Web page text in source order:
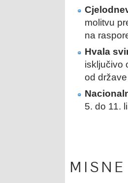
molitvu
na
Hvala
isključivo
od
5. do 11.
M I S N